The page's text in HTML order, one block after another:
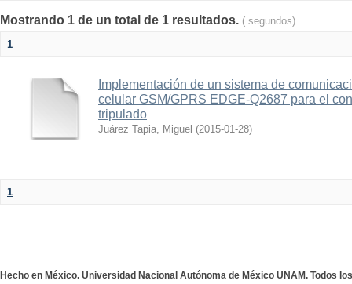
Mostrando 1 de un total de 1 resultados. ( segundos)
1
Implementación de un sistema de
celular GSM/GPRS EDGE-Q2687 para el
tripulado
Juárez Tapia, Miguel (2015-01-28)
1
Hecho en México. Universidad Nacional Autónoma de México UNAM. Todos